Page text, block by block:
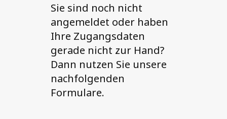
Sie sind noch nicht
angemeldet oder haben
Ihre Zugangsdaten
gerade nicht zur Hand?
Dann nutzen Sie unsere
nachfolgenden
Formulare.